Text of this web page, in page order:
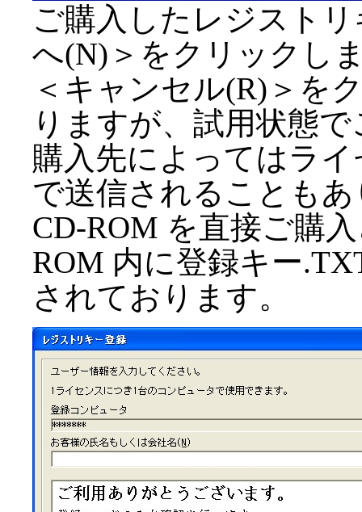
ご購入したレジスト
へ(N)＞をクリックし
＜キャンセル(R)＞を
りますが、試用状態
購入先によってはラ
で送信されることも
CD-ROM を直接ご購
ROM 内に登録キー
されております。